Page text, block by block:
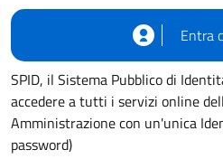
Entra
SPID, il Sistema Pubblico di
accedere a tutti i servizi online
Amministrazione con un'unica
password)